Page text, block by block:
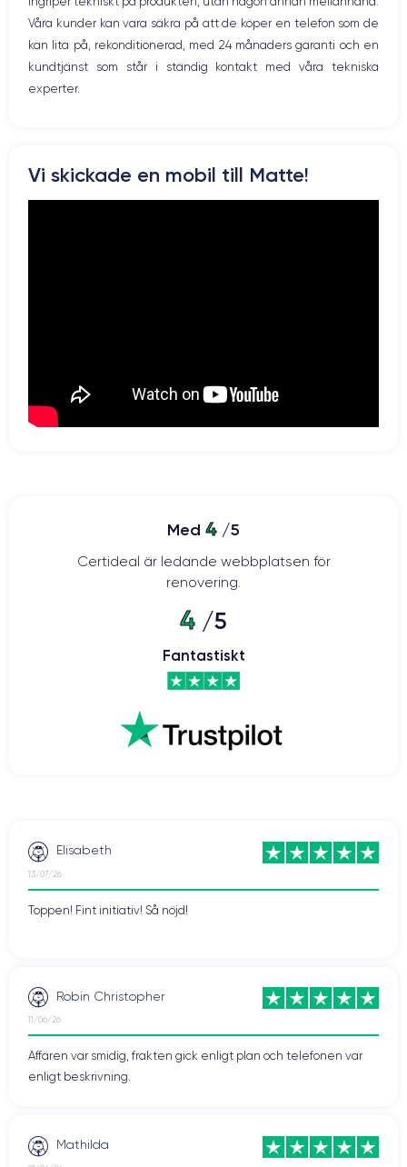
Våra kunder kan vara säkra på att de köper en telefon som de
kan lita på, rekonditionerad, med 24 månaders garanti och en
kundtjänst som står i ständig kontakt med våra tekniska
experter.
Vi skickade en mobil till Matte!
Med 4 /5
Certideal är ledande webbplatsen för
renovering.
4 /5
Fantastiskt
Elisabeth
13/07/26
Toppen! Fint initiativ! Så nöjd!
Robin Christopher
11/06/26
Affären var smidig, frakten gick enligt plan och telefonen var
enligt beskrivning.
Mathilda